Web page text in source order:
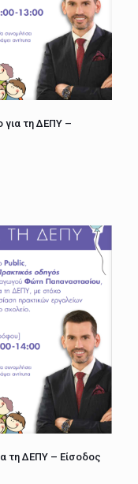
για τη ΔΕΠΥ –
τη ΔΕΠΥ – Είσοδος